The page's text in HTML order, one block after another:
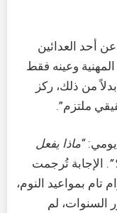
أحد العدائين
المهنية وعينه فقط
بدلاً من ذلك، ركز
ملتزم”.
يومي:“ماذا يفعل
. الإجابة تُرجمت
تام بمواعيد النوم،
لم